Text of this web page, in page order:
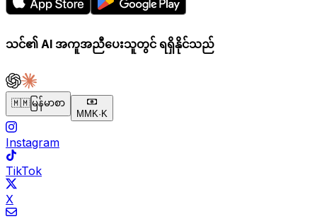
သင်၏ AI အကူအညီပေးသူတွင် ရရှိနိုင်သည်
🇲🇲မြန်မာစာ
MMK· K
Instagram
TikTok
X